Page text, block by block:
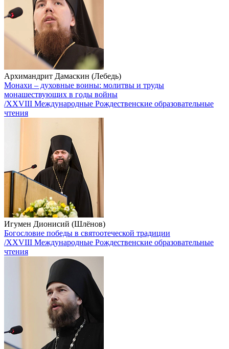
Архимандрит Дамаскин (Лебедь)
Монахи – духовные воины: молитвы и труды
монашествующих в годы войны
/XXVIII Международные Рождественские образовательные
чтения
Игумен Дионисий (Шлёнов)
Богословие победы в святоотеческой традиции
/XXVIII Международные Рождественские образовательные
чтения